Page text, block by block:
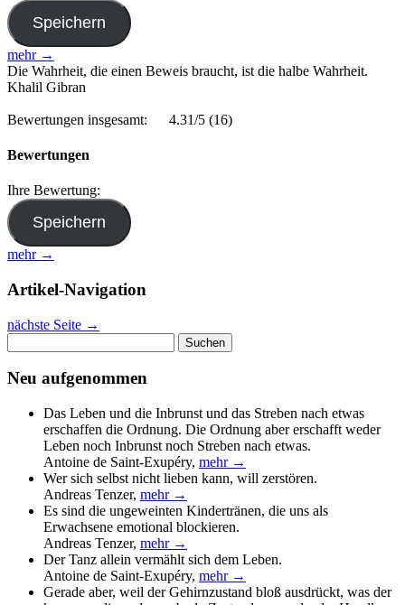
mehr →
Die Wahrheit, die einen Beweis braucht, ist die halbe Wahrheit.
Khalil Gibran
Bewertungen insgesamt: 4.31/5 (16)
Bewertungen
Ihre Bewertung:
mehr →
Artikel-Navigation
nächste Seite →
nach:
Neu aufgenommen
Das Leben und die Inbrunst und das Streben nach etwas
erschaffen die Ordnung. Die Ordnung aber erschafft weder
Leben noch Inbrunst noch Streben nach etwas.
Antoine de Saint-Exupéry, mehr →
Wer sich selbst nicht lieben kann, will zerstören.
Andreas Tenzer, mehr →
Es sind die ungeweinten Kindertränen, die uns als
Erwachsene emotional blockieren.
Andreas Tenzer, mehr →
Der Tanz allein vermählt sich dem Leben.
Antoine de Saint-Exupéry, mehr →
Gerade aber, weil der Gehirnzustand bloß ausdrückt, was der